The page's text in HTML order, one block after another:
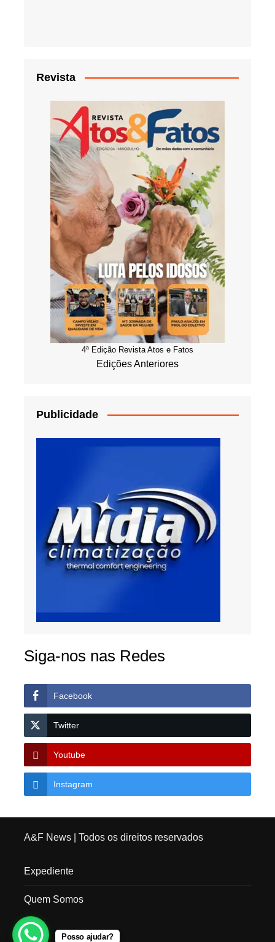
Revista
4ª Edição Revista Atos e Fatos
Edições Anteriores
Publicidade
Siga-nos nas Redes
Facebook
Twitter
Youtube
Instagram
A&F News| Todos os direitos reservados
Expediente
Quem Somos
Posso ajudar?